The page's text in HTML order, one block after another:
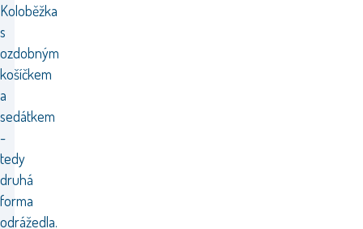
Koloběžka
s
ozdobným
košíčkem
a
sedátkem
-
tedy
druhá
forma
odrážedla.